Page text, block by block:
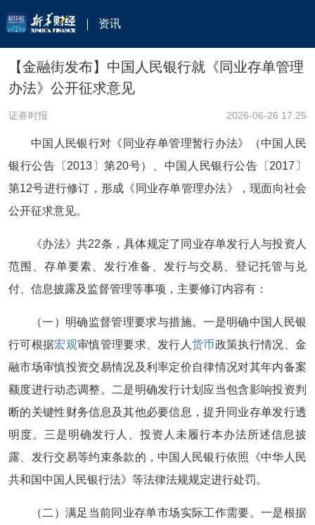
资讯
【金融街发布】中国人民银行就《同业存单管理
办法》公开征求意见
证券时报 2026-06-26 17:25
中国人民银行对《同业存单管理暂行办法》（中国人民
银行公告〔2013〕第20号）、中国人民银行公告〔2017〕
第12号进行修订，形成《同业存单管理办法》，现面向社会
公开征求意见。
《办法》共22条，具体规定了同业存单发行人与投资人
范围、存单要素、发行准备、发行与交易、登记托管与兑
付、信息披露及监督管理等事项，主要修订内容有：
（一）明确监督管理要求与措施。一是明确中国人民银
行可根据宏观审慎管理要求、发行人货币政策执行情况、金
融市场审慎投资交易情况及利率定价自律情况对其年内备案
额度进行动态调整。二是明确发行计划应当包含影响投资判
断的关键性财务信息及其他必要信息，提升同业存单发行透
明度。三是明确发行人、投资人未履行本办法所述信息披
露、发行交易等约束条款的，中国人民银行依照《中华人民
共和国中国人民银行法》等法律法规规定进行处罚。
（二）满足当前同业存单市场实际工作需要。一是根据